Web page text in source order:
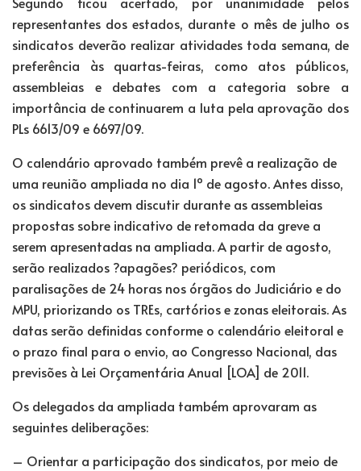
representantes dos estados, durante o mês de julho os
sindicatos deverão realizar atividades toda semana, de
preferência às quartas-feiras, como atos públicos,
assembleias e debates com a categoria sobre a
importância de continuarem a luta pela aprovação dos
PLs 6613/09 e 6697/09.
O calendário aprovado também prevê a realização de
uma reunião ampliada no dia 1º de agosto. Antes disso,
os sindicatos devem discutir durante as assembleias
propostas sobre indicativo de retomada da greve a
serem apresentadas na ampliada. A partir de agosto,
serão realizados ?apagões? periódicos, com
paralisações de 24 horas nos órgãos do Judiciário e do
MPU, priorizando os TREs, cartórios e zonas eleitorais. As
datas serão definidas conforme o calendário eleitoral e
o prazo final para o envio, ao Congresso Nacional, das
previsões à Lei Orçamentária Anual [LOA] de 2011.
Os delegados da ampliada também aprovaram as
seguintes deliberações:
– Orientar a participação dos sindicatos, por meio de